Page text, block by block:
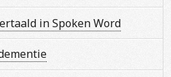
in Spoken Word